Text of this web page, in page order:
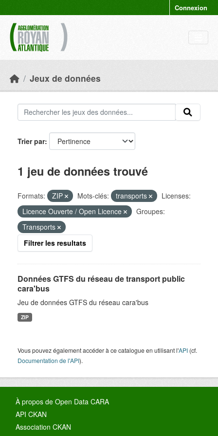
Connexion
Jeux de données
Trier par
1 jeu de données trouvé
Formats: ZIP Mots-clés: transports
Licenses:
Licence Ouverte / Open Licence
Groupes:
Transports
Filtrer les resultats
Données GTFS du réseau de transport public
cara'bus
Jeu de données GTFS du réseau cara'bus
ZIP
Vous pouvez également accéder à ce catalogue en utilisant l'API (cf.
Documentation de l'API).
À propos de Open Data CARA
API CKAN
Association CKAN